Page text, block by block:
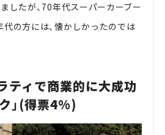
したが、70年代スーパーカーブー
の方には、懐かしかったのでは
ティで商業的に大成功
」(得票4%)